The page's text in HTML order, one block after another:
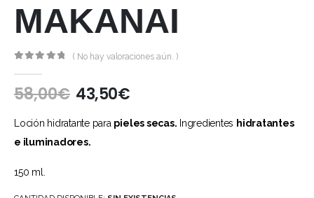
MAKANAI
( No hay valoraciones aún. )
58,00€ 43,50€
Loción hidratante para pieles secas. Ingredientes hidratantes
e iluminadores.
150 ml.